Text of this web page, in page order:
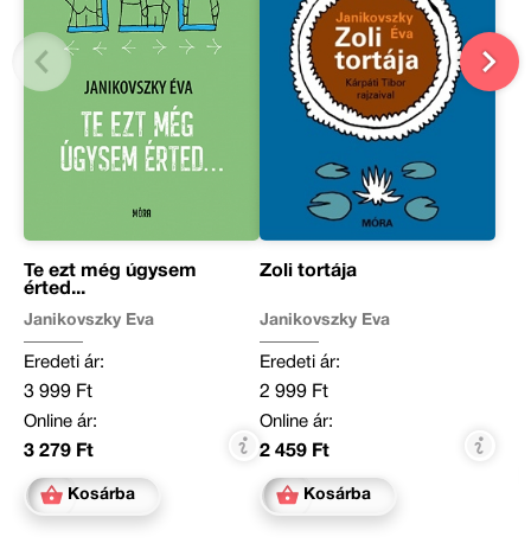
Te ezt még úgysem
érted...
Janikovszky Éva
Eredeti ár:
3 999 Ft
Online ár:
3 279 Ft
Kosárba
Zoli tortája
Janikovszky Éva
Eredeti ár:
2 999 Ft
Online ár:
2 459 Ft
Kosárba